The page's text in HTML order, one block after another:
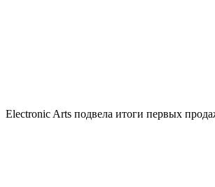
Electronic Arts подвела итоги первых